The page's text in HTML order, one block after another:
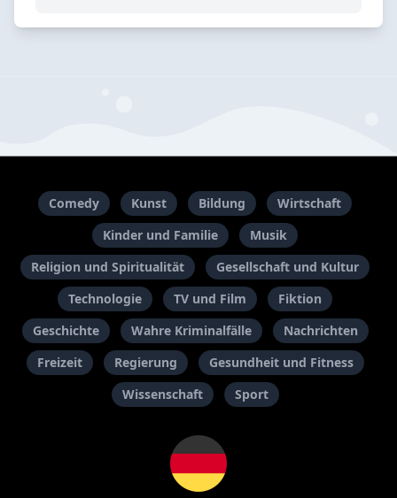
Comedy Kunst Bildung
Wirtschaft
Kinder und Familie
Musik
Religion und Spiritualität
Gesellschaft und Kultur
Technologie
TV und Film
Fiktion
Geschichte
Wahre Kriminalfälle
Nachrichten
Freizeit
Regierung
Gesundheit und Fitness
Wissenschaft
Sport